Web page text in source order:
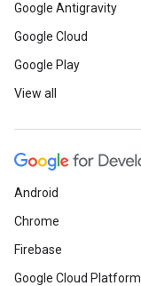
Google Antigravity
Google Cloud
Google Play
View all
Android
Chrome
Firebase
Google Cloud Platform